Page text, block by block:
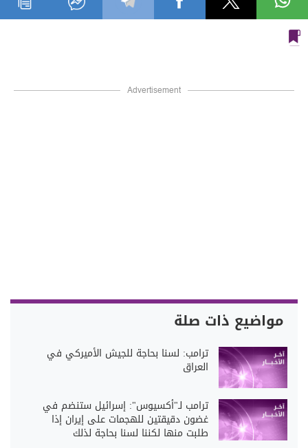
Advertisement
مواضيع ذات صلة
ترامب: لسنا بحاجة للجيش الأميركي في
العراق
ترامب لـ"أكسيوس": إسرائيل ستنضم في
غضون دقيقتين للهجمات على إيران إذا
طلبت منها لكننا لسنا بحاجة لذلك